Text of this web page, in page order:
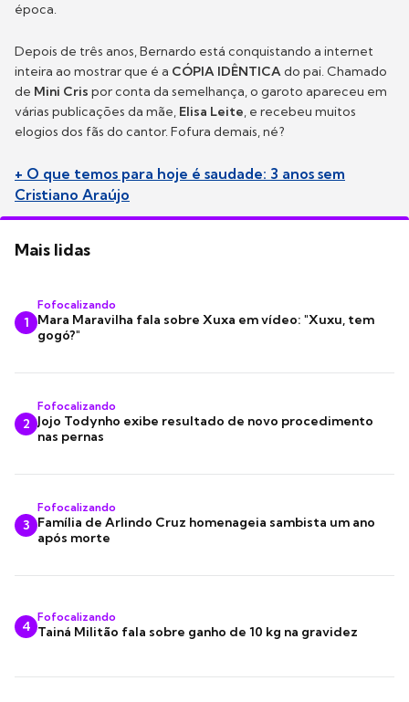
época.
Depois de três anos, Bernardo está conquistando a internet
inteira ao mostrar que é a CÓPIA IDÊNTICAdo pai. Chamado
de Mini Cris por conta da semelhança, o garoto apareceu em
várias publicações da mãe, Elisa Leite, e recebeu muitos
elogios dos fãs do cantor. Fofura demais, né?
+ O que temos para hoje é saudade: 3 anos sem
Cristiano Araújo
Mais lidas
1
Fofocalizando
Mara Maravilha fala sobre Xuxa em vídeo: "Xuxu, tem
gogó?"
2
Fofocalizando
Jojo Todynho exibe resultado de novo procedimento
nas pernas
3
Fofocalizando
Família de Arlindo Cruz homenageia sambista um ano
após morte
4
Fofocalizando
Tainá Militão fala sobre ganho de 10 kg na gravidez